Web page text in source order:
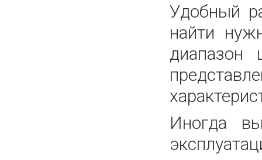
Удобный
найти
диапазон
Иногда